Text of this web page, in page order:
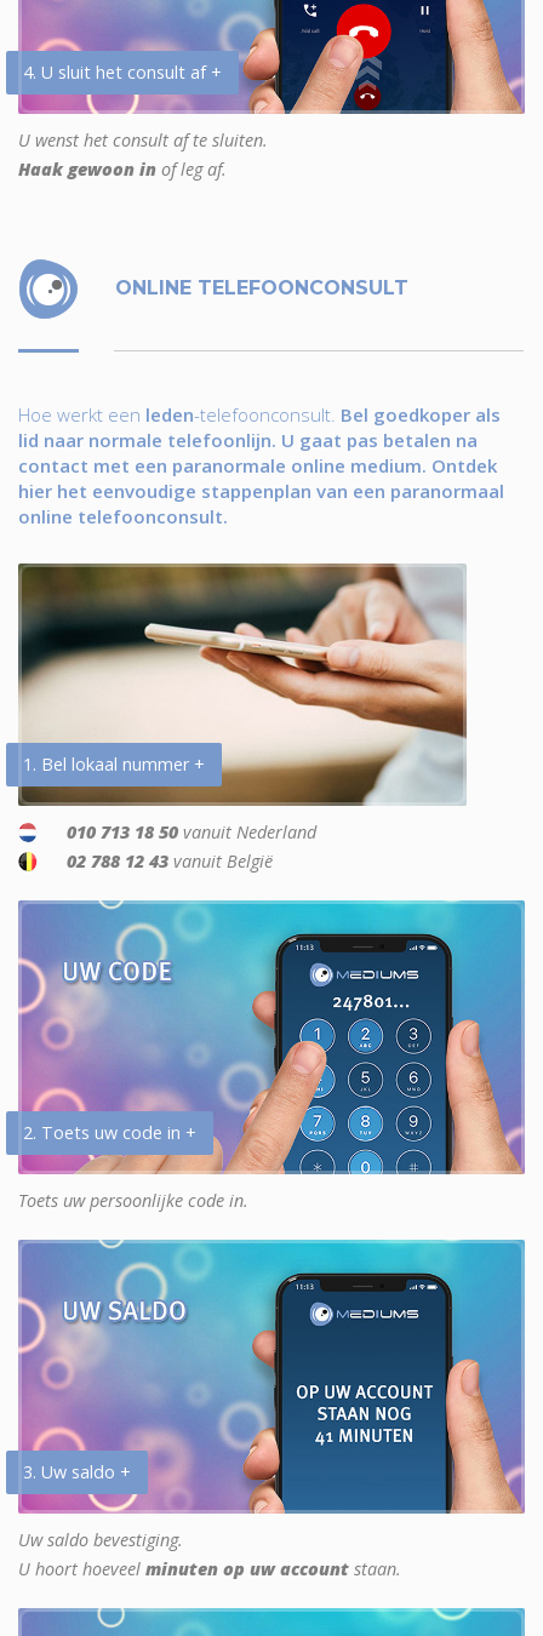
4. U sluit het consult af +
U wenst het consult af te sluiten.
Haak gewoon in of leg af.
ONLINE TELEFOONCONSULT
Hoe werkt een leden-telefoonconsult. Bel goedkoper als
lid naar normale telefoonlijn. U gaat pas betalen na
contact met een paranormale online medium. Ontdek
hier het eenvoudige stappenplan van een paranormaal
online telefoonconsult.
1. Bel lokaal nummer +
010 713 18 50 vanuit Nederland
02 788 12 43 vanuit België
2. Toets uw code in +
Toets uw persoonlijke code in.
3. Uw saldo +
Uw saldo bevestiging.
U hoort hoeveel minuten op uw account staan.